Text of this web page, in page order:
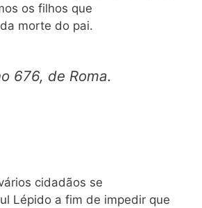
os filhos que
morte do pai.
676, de Roma.
cidadãos se
Lépido a fim de impedir que